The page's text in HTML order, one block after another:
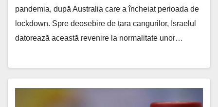
pandemia, după Australia care a încheiat perioada de
lockdown. Spre deosebire de țara cangurilor, Israelul
datorează această revenire la normalitate unor…